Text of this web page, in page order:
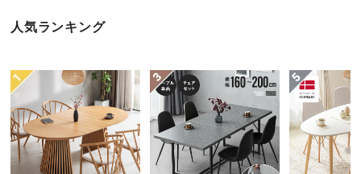
ッ
た
イ
テ
ム
人気ランキング